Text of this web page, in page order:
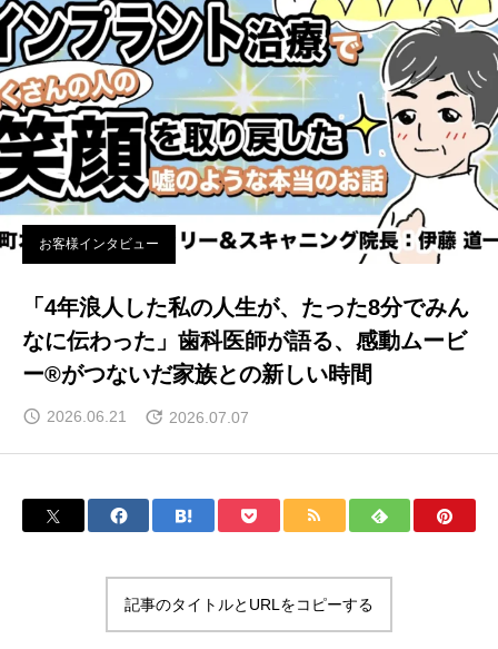
お客様インタビュー
「4年浪人した私の人生が、たった8分でみん
なに伝わった」歯科医師が語る、感動ムービ
ー®がつないだ家族との新しい時間
2026.06.21 2026.07.07
記事のタイトルとURLをコピーする